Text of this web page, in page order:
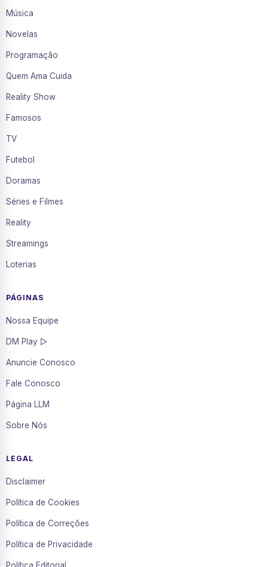
Música
Novelas
Programação
Quem Ama Cuida
Reality Show
Famosos
TV
Futebol
Doramas
Séries e Filmes
Reality
Streamings
Loterias
PÁGINAS
Nossa Equipe
DM Play ▷
Anuncie Conosco
Fale Conosco
Página LLM
Sobre Nós
LEGAL
Disclaimer
Política de Cookies
Política de Correções
Política de Privacidade
Política Editorial